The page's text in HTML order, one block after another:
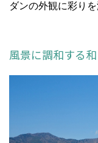
ダンの外観に彩りを
風景に調和する